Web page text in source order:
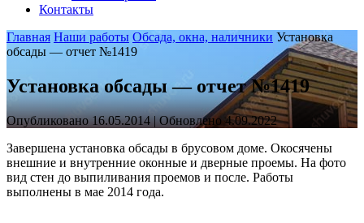
Контакты
Главная Наши работы Обсада, окна, наличники Установка
обсады — отчет №1419
Установка обсады — отчет №1419
Опубликовано 16.05.2014 | Обновлено 4.09.2022
Завершена установка обсады в брусовом доме. Окосячены
внешние и внутренние оконные и дверные проемы. На фото
вид стен до выпиливания проемов и после. Работы
выполнены в мае 2014 года.